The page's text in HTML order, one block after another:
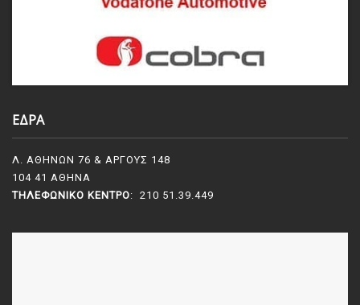
ΕΔΡΑ
Λ. ΑΘΗΝΩΝ 76 & ΑΡΓΟΥΣ 148
104 41 ΑΘΗΝΑ
ΤΗΛΕΦΩΝΙΚΌ ΚΈΝΤΡΟ: 210 51.39.449